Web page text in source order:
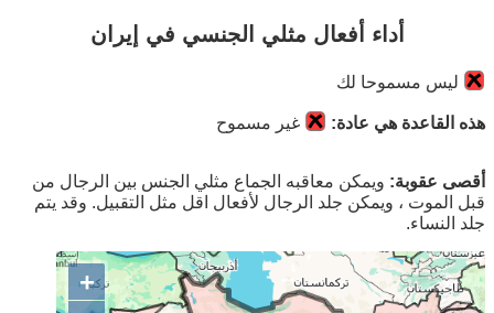
أداء أفعال مثلي الجنسي في إیران
ليس مسموحا لك
هذه القاعدة هي عادة: غير مسموح
أقصى عقوبة: ويمكن معاقبه الجماع مثلي الجنس بين الرجال من
قبل الموت ، ويمكن جلد الرجال لأفعال اقل مثل التقبيل. وقد يتم
جلد النساء.
+